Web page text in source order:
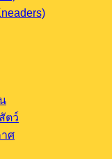
ตว์
ศ